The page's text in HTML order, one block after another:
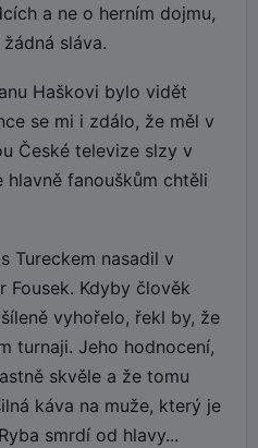
a ne o herním dojmu,
sláva.
Haškovi bylo vidět
se mi i zdálo, že měl v
České televize slzy v
hlavně fanouškům chtěli
Tureckem nasadil v
Fousek. Kdyby člověk
vyhořelo, řekl by, že
turnaji. Jeho hodnocení,
skvěle a že tomu
káva na muže, který je
smrdí od hlavy...